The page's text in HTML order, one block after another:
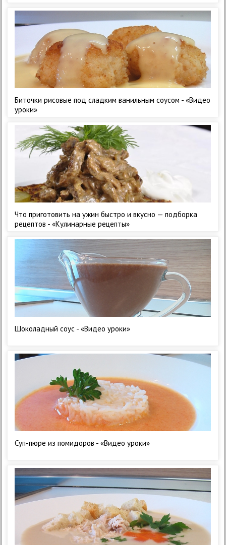
Биточки рисовые под сладким ванильным соусом - «Видео
уроки»
Что приготовить на ужин быстро и вкусно — подборка
рецептов - «Кулинарные рецепты»
Шоколадный соус - «Видео уроки»
Суп-пюре из помидоров - «Видео уроки»